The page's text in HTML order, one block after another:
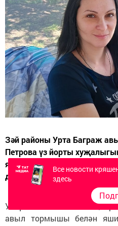
Зәй районы Урта Баграж
Петрова үз йорты
яраланган, канатлары
дәвалый.
Ул үзе ике бала анасы,
авыл тормышы белән
Все новости
здесь